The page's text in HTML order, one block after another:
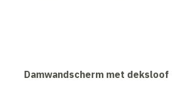
Damwandscherm met deksloof